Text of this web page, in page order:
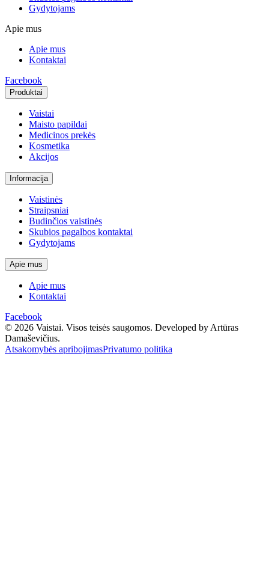
Gydytojams
Apie mus
Apie mus
Kontaktai
Facebook
Produktai
Vaistai
Maisto papildai
Medicinos prekės
Kosmetika
Akcijos
Informacija
Vaistinės
Straipsniai
Budinčios vaistinės
Skubios pagalbos kontaktai
Gydytojams
Apie mus
Apie mus
Kontaktai
Facebook
© 2026 Vaistai. Visos teisės saugomos. Developed by Artūras
Damaševičius.
Atsakomybės apribojimasPrivatumo politika